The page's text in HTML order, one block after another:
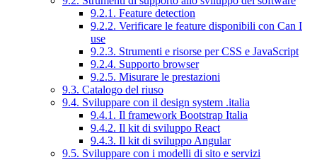
9.2.1. Feature detection
9.2.2. Verificare le feature disponibili con Can I
use
9.2.3. Strumenti e risorse per CSS e JavaScript
9.2.4. Supporto browser
9.2.5. Misurare le prestazioni
9.3. Catalogo del riuso
9.4. Sviluppare con il design system .italia
9.4.1. Il framework Bootstrap Italia
9.4.2. Il kit di sviluppo React
9.4.3. Il kit di sviluppo Angular
9.5. Sviluppare con i modelli di sito e servizi